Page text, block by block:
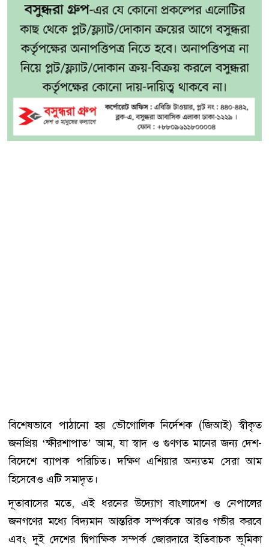
বিশেষভাবে পাঠানো হয় ভৌগোলিক নির্দেশক (জিআই) স্বীকৃত
জনপ্রিয় ‘ক্ষীরশাপাত’ আম, যা স্বাদ ও গুণগত মানের জন্য দেশ-
বিদেশে ব্যাপক পরিচিত। দক্ষিণ এশিয়ার অন্যতম সেরা আম
হিসেবেও এটি সমাদৃত।
দূতাবাসের মতে, এই ধরনের উদ্যোগ বাংলাদেশ ও নেপালের
জনগণের মধ্যে বিদ্যমান আন্তরিক সম্পর্ককে আরও গভীর করবে
এবং দুই দেশের দ্বিপাক্ষিক সম্পর্ক জোরদারে ইতিবাচক ভূমিকা